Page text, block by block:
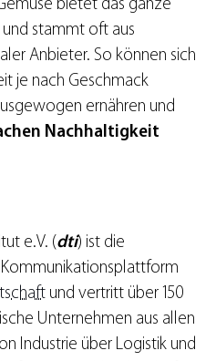
bietet das ganze
stammt oft aus
Anbieter. So können sich
je nach Geschmack
ernähren und
Nachhaltigkeit
e.V. (dti) ist die
und vertritt über 150
Unternehmen aus allen
Industrie über Logistik und